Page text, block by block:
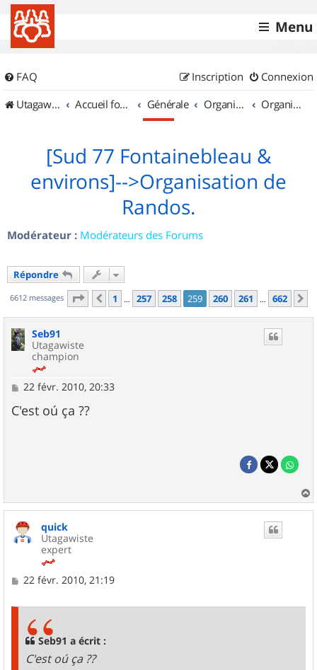
Menu
FAQ Connexion
Inscription
UtagawaVTT (Randos VTT et VTTAE avec traces GPS)
Accueil forum Générale Organisation de sorties & Recherche de partenaires Organisation de sorties en région Île de France
[Sud 77 Fontainebleau &
environs]-->Organisation de
Randos.
Modérateur : Modérateurs des Forums
Répondre
6612 messages Page 259 sur662
Précédent
1 … 257 258 259 260 261 … 662
Seb91
Utagawiste
champion
M
s
s
22 févr. 2010, 20:33
C'est oú ça ??
a
quick
Utagawiste
expert
M
22 févr. 2010, 21:19
Seb91 a écrit :
C'est oú ça ??